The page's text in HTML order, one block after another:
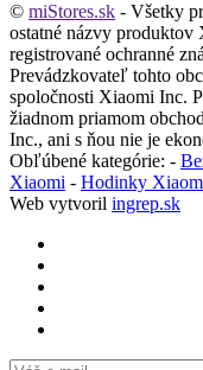
© miStores.sk - Všetky
ostatné názvy produktov
registrované ochranné
Prevádzkovateľ tohto
spoločnosti Xiaomi Inc.
žiadnom priamom
Inc., ani s ňou nie je
Obľúbené kategórie: -
Xiaomi - Hodinky
Web vytvoril ingrep.sk